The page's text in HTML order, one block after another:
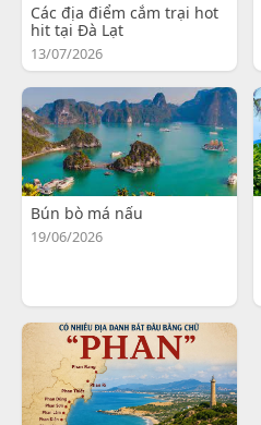
Các địa điểm cắm trại hot
hit tại Đà Lạt
13/07/2026
Bún bò má nấu
19/06/2026